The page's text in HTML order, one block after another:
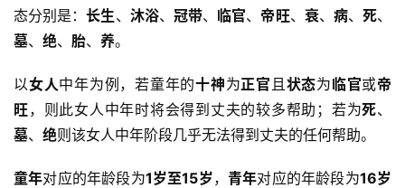
态分别是：长生、 沐浴、 冠带、 临官、 帝旺、 衰、 病、死、
墓、 绝、 胎、 养。
以女人中年为例，若童年的十神为正官且状态为临官或帝
旺，则此女人中年时将会得到丈夫的较多帮助；若为死、
墓、 绝则该女人中年阶段几乎无法得到丈夫的任何帮助。
童年对应的年龄段为1岁至15岁，青年对应的年龄段为16岁